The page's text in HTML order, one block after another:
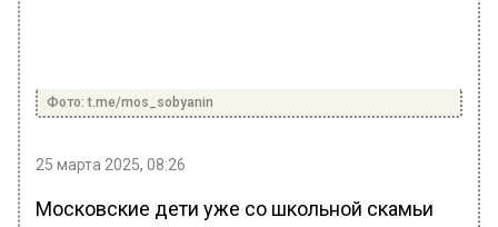
Фото: t.me/mos_sobyanin
25 марта 2025, 08:26
Московские дети уже со школьной скамьи